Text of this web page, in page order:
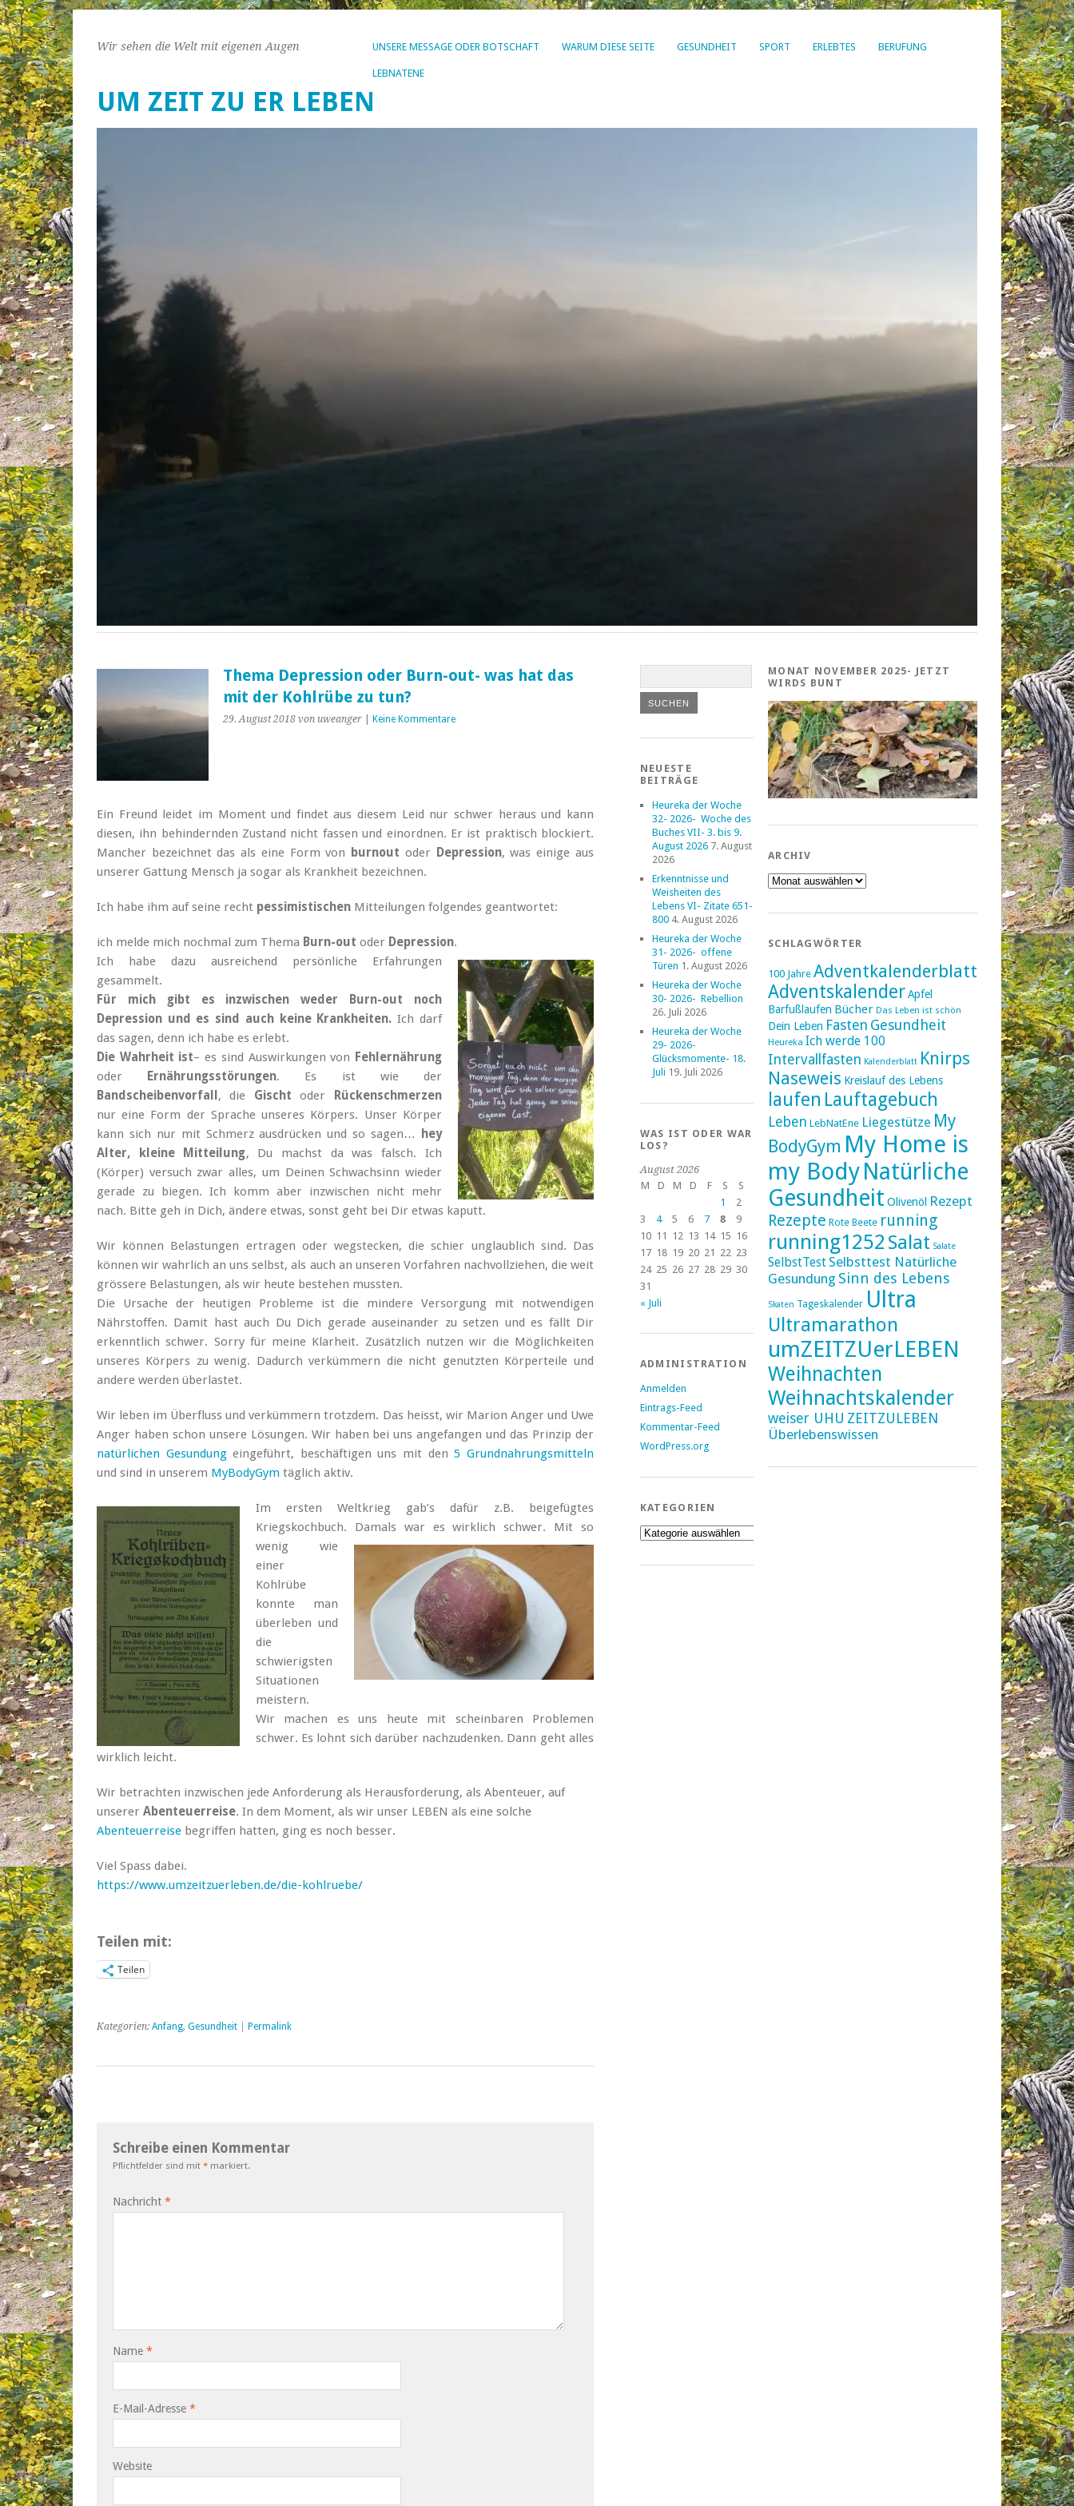
UNSERE MESSAGE ODER BOTSCHAFT WARUM DIESE SEITE GESUNDHEIT SPORT ERLEBTES BERUFUNG
LEBNATENE
UM ZEIT ZU ER LEBEN
Wir sehen die Welt mit eigenen Augen
Thema Depression oder Burn-out- was hat das
mit der Kohlrübe zu tun?
29. August 2018 von uweanger| Keine Kommentare
Ein Freund leidet im Moment und findet aus diesem Leid nur schwer heraus und kann
diesen, ihn behindernden Zustand nicht fassen und einordnen. Er ist praktisch blockiert.
Mancher bezeichnet das als eine Form von
burnout oder Depression, was einige aus
unserer Gattung Mensch ja sogar als Krankheit bezeichnen.
Ich habe ihm auf seine recht pessimistischen Mitteilungen folgendes geantwortet:
ich melde mich nochmal zum Thema Burn-out oder Depression.
Ich habe dazu ausreichend persönliche Erfahrungen
gesammelt.
Für mich gibt es inzwischen weder Burn-out noch
Depression und es sind auch keine Krankheiten. Ich darf
das sagen, denn ich habe es erlebt.
Die Wahrheit ist– es sind Auswirkungen von Fehlernährung
oder
Ernährungsstörungen. Es ist wie der
Bandscheibenvorfall , die Gischt oder
Rückenschmerzen
nur eine Form der Sprache unseres Körpers. Unser Körper
kann sich nur mit Schmerz ausdrücken und so sagen…
hey
Alter, kleine Mitteilung, Du machst da was falsch. Ich
(Körper) versuch zwar alles, um Deinen Schwachsinn wieder
gerade zu biegen. Ich komm aber inzwischen nicht mehr
nach. Bitte geh in Dich, ändere etwas, sonst geht bei Dir etwas kaputt.
Wir können Belastungen ertragen oder wegstecken, die schier unglaublich sind. Das
können wir wahrlich an uns selbst, als auch an unseren Vorfahren nachvollziehen, die weit
grössere Belastungen, als wir heute bestehen mussten.
Die Ursache der heutigen Probleme ist die mindere Versorgung mit notwendigen
Nährstoffen. Damit hast auch Du Dich gerade auseinander zu setzen und es fällt Dir
erkenntlich schwer. Sorry für meine Klarheit. Zusätzlich nutzen wir die Möglichkeiten
unseres Körpers zu wenig. Dadurch verkümmern die nicht genutzten Körperteile und
andere werden überlastet.
Wir leben im Überfluss und verkümmern trotzdem. Das heisst, wir Marion Anger und Uwe
Anger haben schon unsere Lösungen. Wir haben bei uns angefangen und das Prinzip der
natürlichen Gesundungeingeführt, beschäftigen uns mit den5 Grundnahrungsmitteln
und sind in unserem MyBodyGym täglich aktiv.
Im ersten Weltkrieg gab’s dafür z.B. beigefügtes
Kriegskochbuch. Damals war es wirklich schwer. Mit so
wenig wie
einer
Kohlrübe
konnte man
überleben und
die
schwierigsten
Situationen
meistern.
Wir machen es uns heute mit scheinbaren Problemen
schwer. Es lohnt sich darüber nachzudenken. Dann geht alles
wirklich leicht.
Wir betrachten inzwischen jede Anforderung als Herausforderung, als Abenteuer, auf
unserer Abenteuerreise. In dem Moment, als wir unser LEBEN als eine solche
Abenteuerreise begriffen hatten, ging es noch besser.
Viel Spass dabei.
https://www.umzeitzuerleben.de/die-kohlruebe/
Teilen mit:
Teilen
Kategorien: Anfang, Gesundheit Permalink
Schreibe einen Kommentar
Pflichtfelder sind mit * markiert.
Nachricht *
Name *
E-Mail-Adresse *
Website
NEUESTE
BEITRÄGE
Heureka der Woche
32- 2026- Woche des
Buches VII- 3. bis 9.
August 2026 7. August
2026
Erkenntnisse und
Weisheiten des
Lebens VI- Zitate 651-
800 4. August 2026
Heureka der Woche
31- 2026- offene
Türen 1. August 2026
Heureka der Woche
30- 2026- Rebellion
26. Juli 2026
Heureka der Woche
29- 2026-
Glücksmomente- 18.
Juli 19. Juli 2026
WAS IST ODER WAR
LOS?
August 2026
M
D M D F S
S
1
2
3
4 5 6 7 8
9
10 11 12 13 14 15 16
17 18 19 20 21 22 23
24 25 26 27 28 29 30
31
« Juli
ADMINISTRATION
Anmelden
Eintrags-Feed
Kommentar-Feed
WordPress.org
KATEGORIEN
Kategorien
MONAT NOVEMBER 2025- JETZT
WIRDS BUNT
ARCHIV
Archiv
SCHLAGWÖRTER
100 Jahre Adventkalenderblatt
AdventskalenderApfel
Barfußlaufen Bücher Das Leben ist schön
Dein Leben Fasten Gesundheit
Heureka Ich werde 100
Intervallfasten Kalenderblatt Knirps
Naseweis Kreislauf des Lebens
laufen Lauftagebuch
Leben LebNatEne Liegestütze My
BodyGym My Home is
my BodyNatürliche
Gesundheit Olivenöl Rezept
Rezepte Rote Beete running
running1252 Salat Salate
SelbstTest Selbsttest Natürliche
Gesundung Sinn des Lebens
Skaten Tageskalender Ultra
Ultramarathon
umZEITZUerLEBEN
Weihnachten
Weihnachtskalender
weiser UHU ZEITZULEBEN
Überlebenswissen